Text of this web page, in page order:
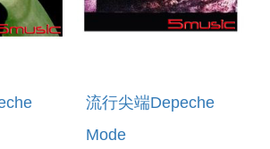
流行尖端Depeche
Mode